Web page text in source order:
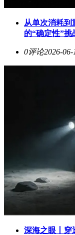
从单次消耗
的“确定性”
0评论2026-06-
深海之眼丨